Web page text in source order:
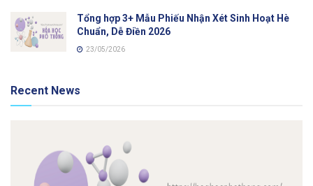
Tổng hợp 3+ Mẫu Phiếu Nhận Xét Sinh Hoạt Hè
Chuẩn, Dễ Điền 2026
23/05/2026
Recent News